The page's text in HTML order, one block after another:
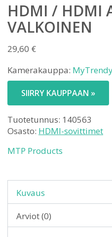
HDMI / HDMI
VALKOINEN
29,60 €
Kamerakauppa:
SIIRRY KAUPPAAN »
Tuotetunnus: 140563
Osasto: HDMI-sovittimet
MTP Products
Kuvaus
Arviot (0)